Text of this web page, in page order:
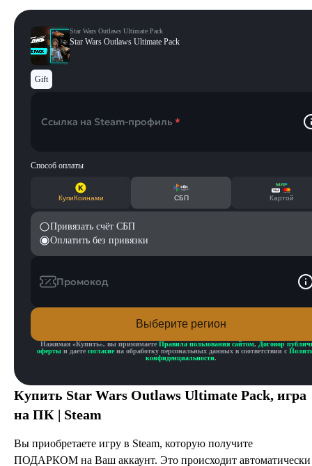
Купить Star Wars Outlaws Ultimate Pack, игра
на ПК | Steam
Вы приобретаете игру в Steam, которую получите
ПОДАРКОМ на Ваш аккаунт. Это происходит автоматически
Star Wars Outlaws Ultimate Pack
Star Wars Outlaws Ultimate Pack
Gift
Ссылка на Steam-профиль *
Способ оплаты
КупиКоинами СБП Картой
Привязать счёт СБП
Оплатить без привязки
Промокод
Выберите регион
Нажимая «Купить», вы принимаете Правила пользования сайтом, Договор
оферты и даете согласие на обработку персональных данных в соответствии с
конфиденциальности.